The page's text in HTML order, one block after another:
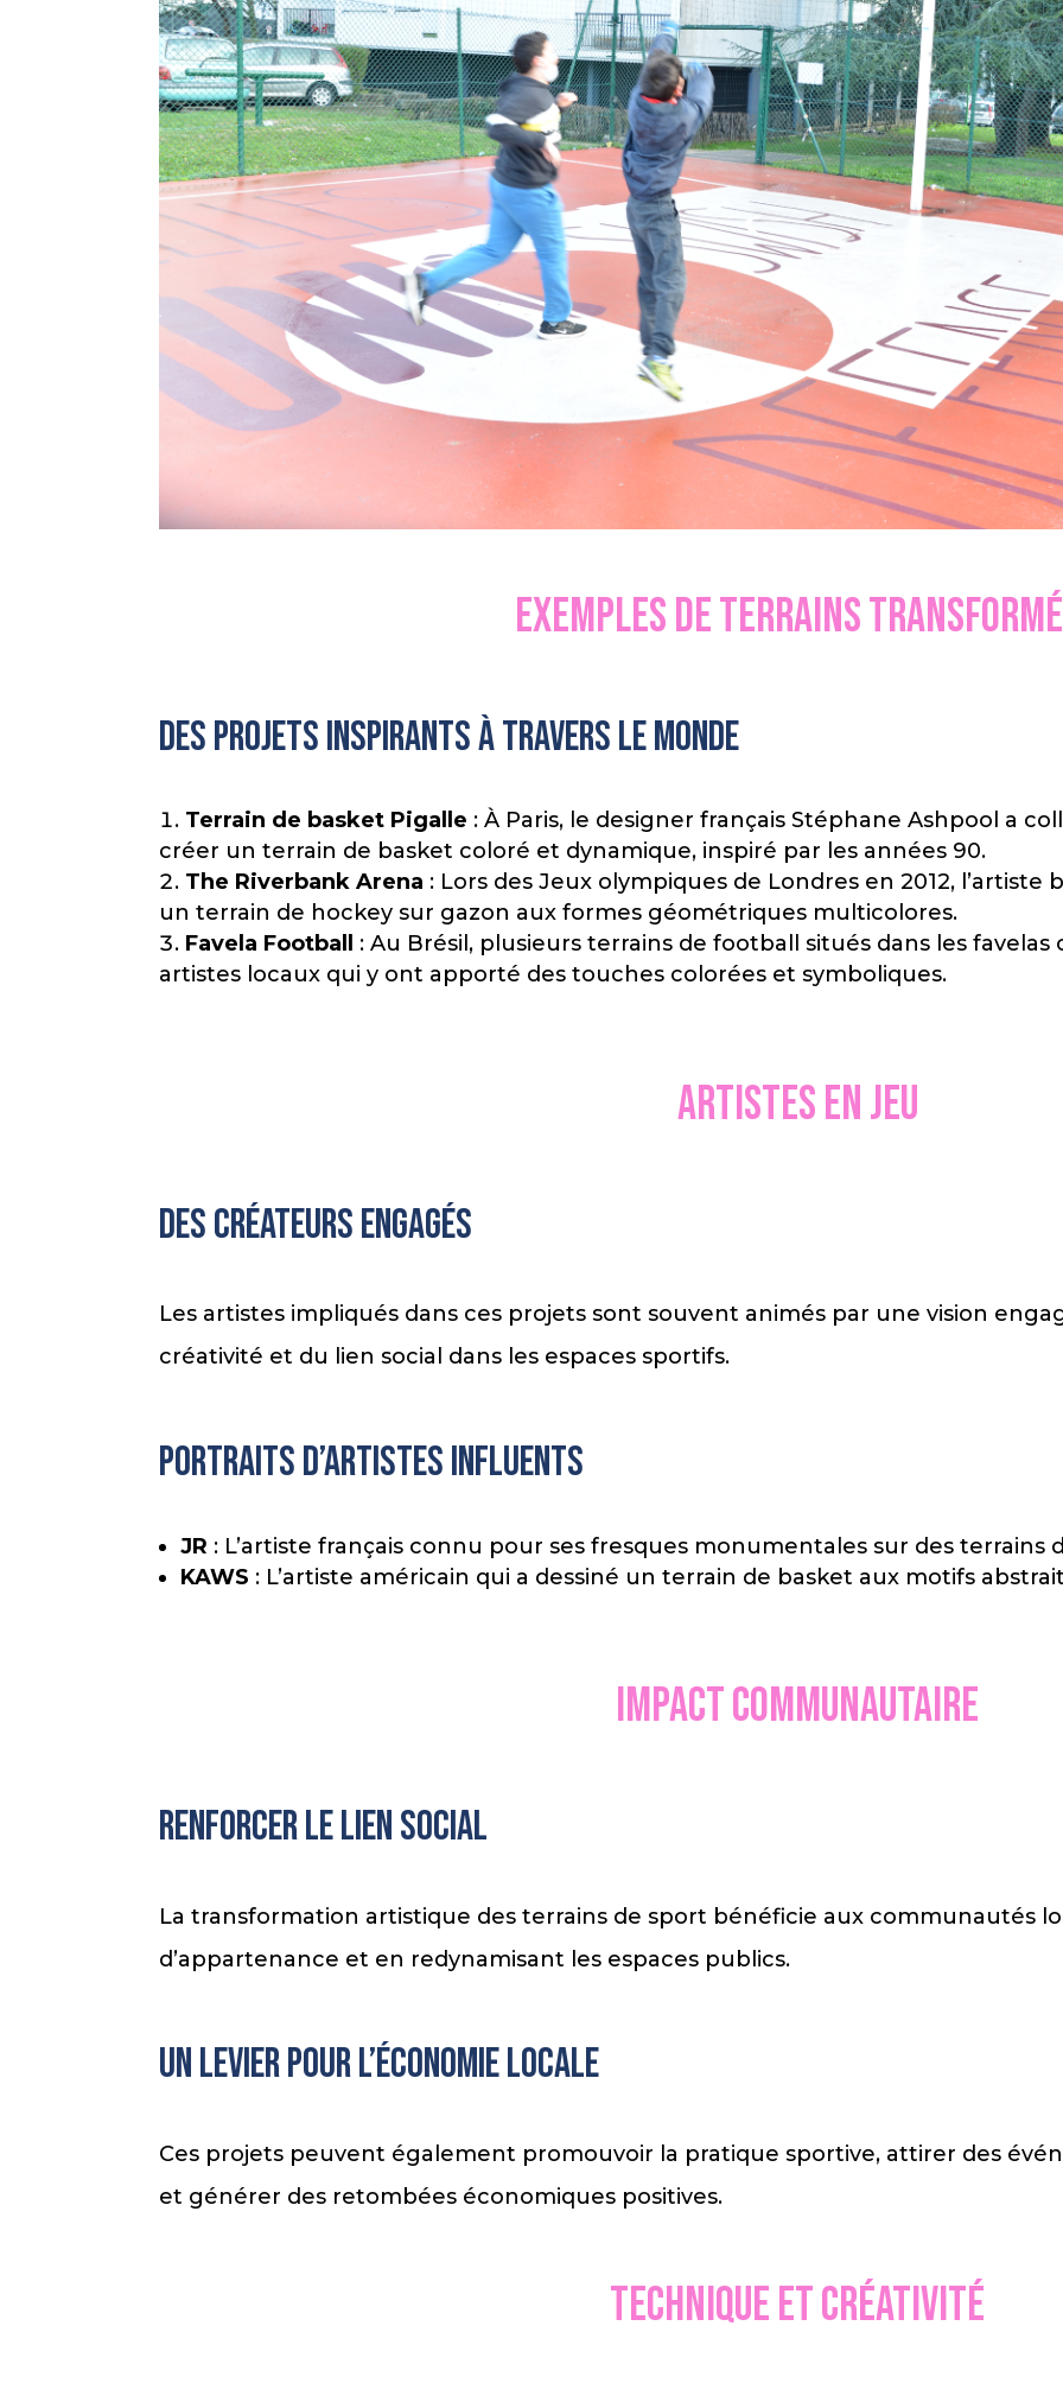
Exemples de terrains
Des projets inspirants à travers le monde
Terrain de basket Pigalle : À Paris, le designer français Stéphane Ashpool a
créer un terrain de basket coloré et dynamique, inspiré par les années 90.
The Riverbank Arena : Lors des Jeux olympiques de Londres en 2012,
un terrain de hockey sur gazon aux formes géométriques multicolores.
Favela Football
: Au Brésil, plusieurs terrains de football situés dans les
artistes locaux qui y ont apporté des touches colorées et symboliques.
Artistes en jeu
Des créateurs engagés
Les artistes impliqués dans ces projets sont souvent animés par une vision
créativité et du lien social dans les espaces sportifs.
Portraits d’artistes influents
JR : L’artiste français connu pour ses fresques monumentales sur des terrains
KAWS : L’artiste américain qui a dessiné un terrain de basket aux motifs
Impact communautaire
Renforcer le lien social
La transformation artistique des terrains de sport bénéficie aux communautés
d’appartenance et en redynamisant les espaces publics.
Un levier pour l’économie locale
Ces projets peuvent également promouvoir la pratique sportive, attirer des
et générer des retombées économiques positives.
Technique et créativité